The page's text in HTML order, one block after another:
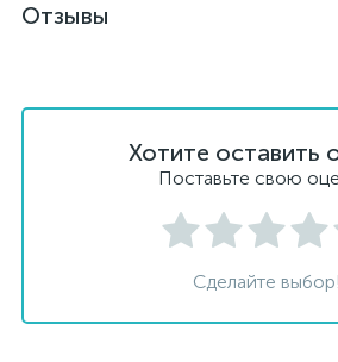
Отзывы
Хотите оставить
Поставьте свою
Сделайте выбор!